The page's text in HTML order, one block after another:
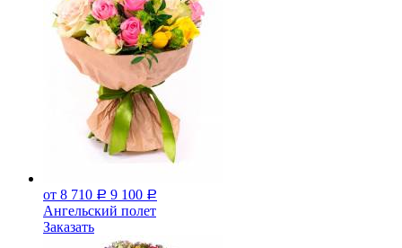
от 8 710 Р 9 100 Р
Ангельский полет
Заказать